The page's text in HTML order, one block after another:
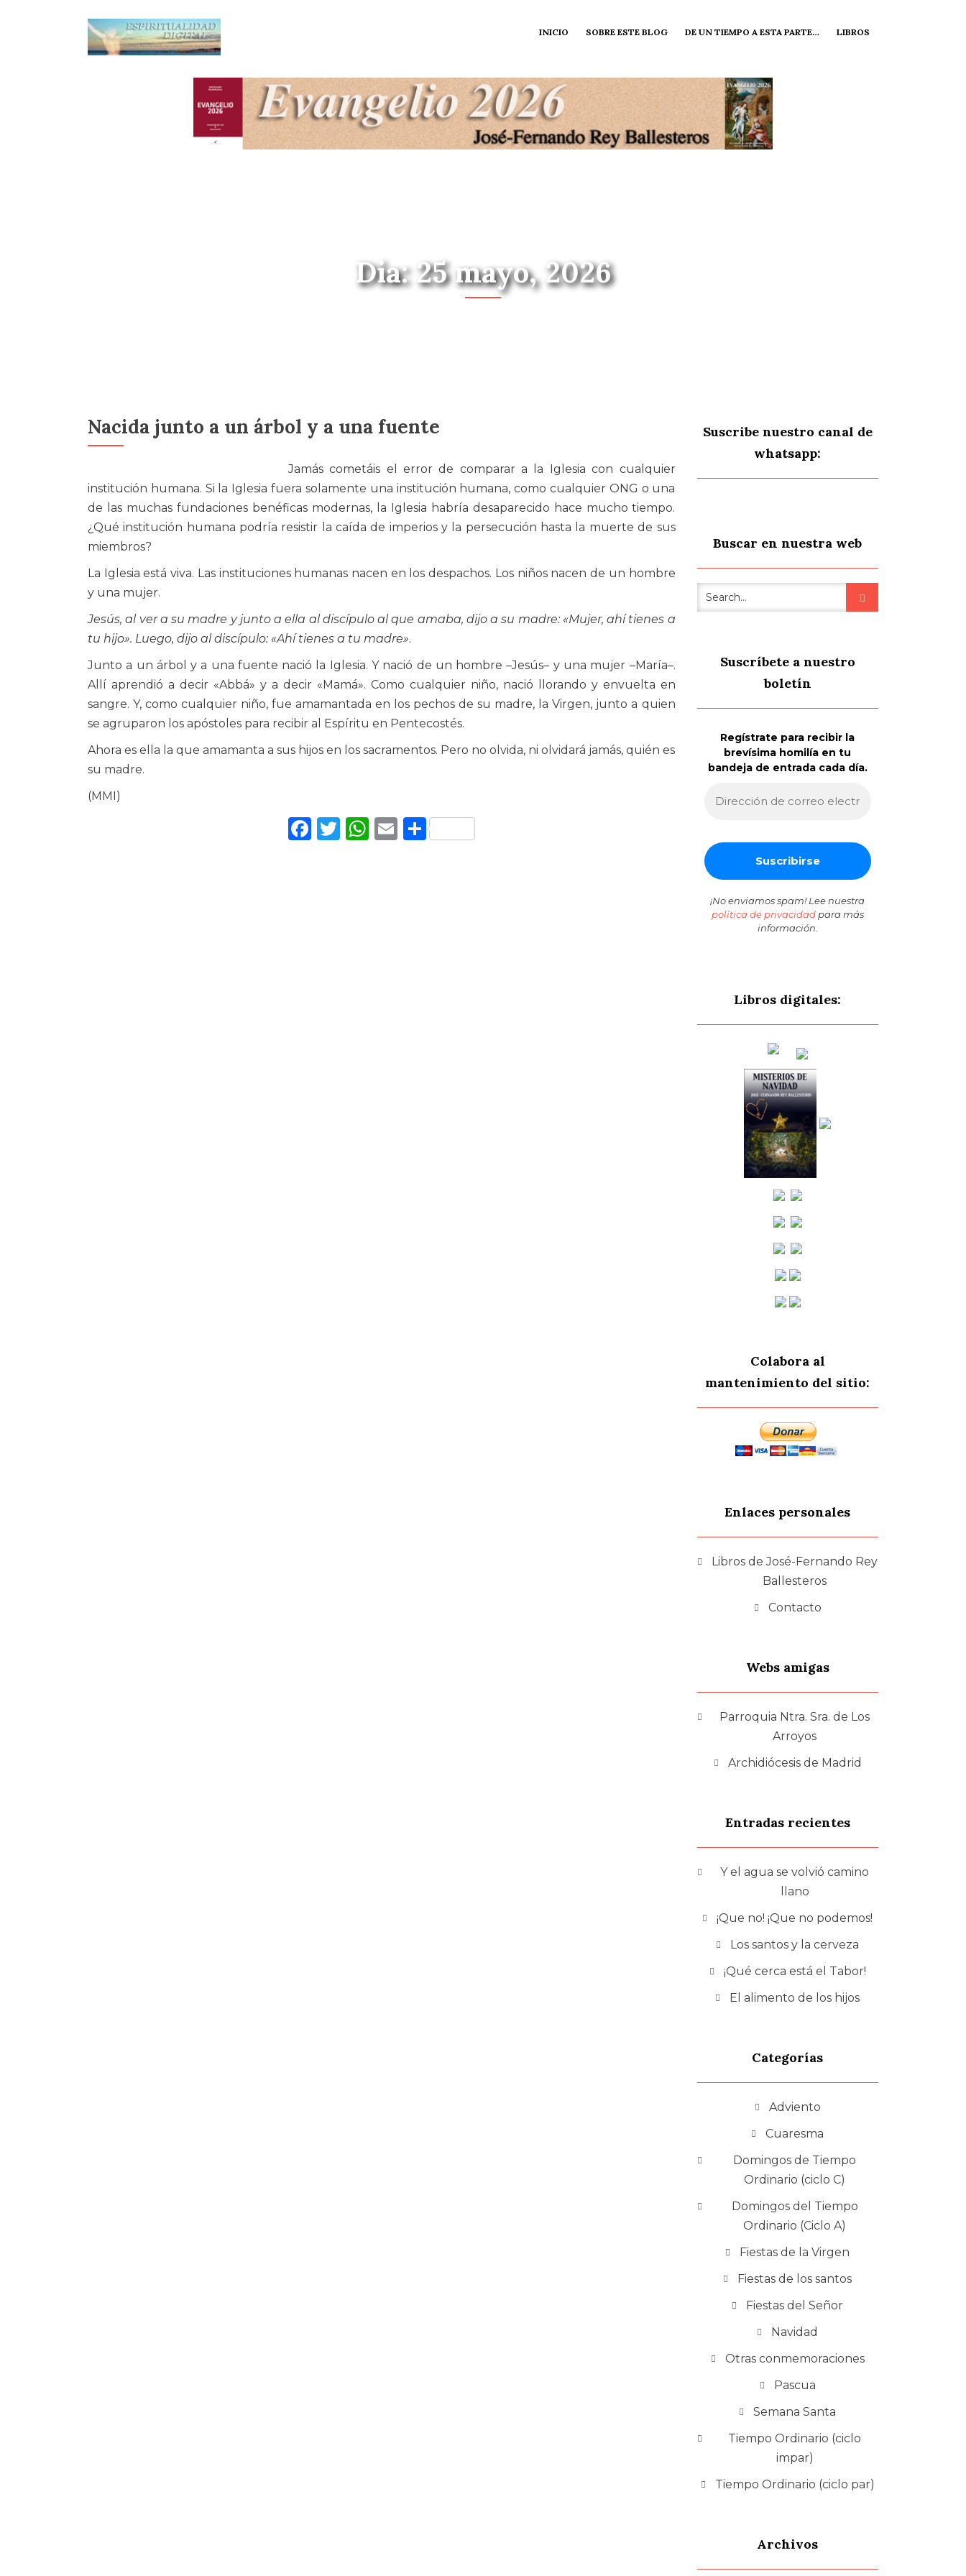
INICIO SOBRE ESTE BLOG DE UN TIEMPO A ESTA PARTE… LIBROS
Dia: 25 mayo, 2026
Nacida junto a un árbol y a una fuente
Jamás cometáis el error de comparar a la Iglesia con cualquier
institución humana. Si la Iglesia fuera solamente una institución humana, como cualquier ONG o una
de las muchas fundaciones benéficas modernas, la Iglesia habría desaparecido hace mucho tiempo.
¿Qué institución humana podría resistir la caída de imperios y la persecución hasta la muerte de sus
miembros?
La Iglesia está viva. Las instituciones humanas nacen en los despachos. Los niños nacen de un hombre
y una mujer.
Jesús, al ver a su madre y junto a ella al discípulo al que amaba, dijo a su madre: «Mujer, ahí tienes a
tu hijo». Luego, dijo al discípulo: «Ahí tienes a tu madre».
Junto a un árbol y a una fuente nació la Iglesia. Y nació de un hombre –Jesús– y una mujer –María–.
Allí aprendió a decir «Abbá» y a decir «Mamá». Como cualquier niño, nació llorando y envuelta en
sangre. Y, como cualquier niño, fue amamantada en los pechos de su madre, la Virgen, junto a quien
se agruparon los apóstoles para recibir al Espíritu en Pentecostés.
Ahora es ella la que amamanta a sus hijos en los sacramentos. Pero no olvida, ni olvidará jamás, quién es
su madre.
(MMI)
Facebook
Twitter
WhatsApp
EmailCompartir
Suscribe nuestro canal de
whatsapp:
Buscar en nuestra web
Suscríbete a nuestro
boletín
Regístrate para recibir la
brevísima homilía en tu
bandeja de entrada cada día.
¡No enviamos spam! Lee nuestra
política de privacidadpara más
información.
Libros digitales:
Colabora al
mantenimiento del sitio:
Enlaces personales
Libros de José-Fernando Rey
Ballesteros
Contacto
Webs amigas
Parroquia Ntra. Sra. de Los
Arroyos
Archidiócesis de Madrid
Entradas recientes
Y el agua se volvió camino
llano
¡Que no! ¡Que no podemos!
Los santos y la cerveza
¡Qué cerca está el Tabor!
El alimento de los hijos
Categorías
Adviento
Cuaresma
Domingos de Tiempo
Ordinario (ciclo C)
Domingos del Tiempo
Ordinario (Ciclo A)
Fiestas de la Virgen
Fiestas de los santos
Fiestas del Señor
Navidad
Otras conmemoraciones
Pascua
Semana Santa
Tiempo Ordinario (ciclo
impar)
Tiempo Ordinario (ciclo par)
Archivos